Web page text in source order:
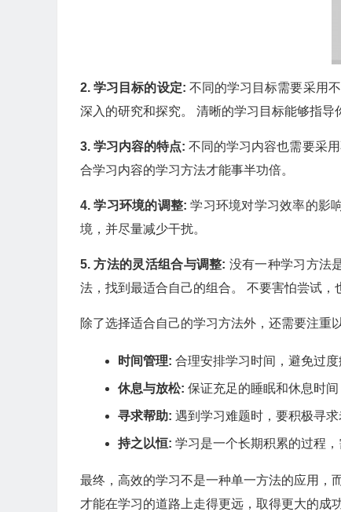
2. 学习目标的设定: 不同的学习目标需要采用
深入的研究和探究。 清晰的学习目标能够指导
3. 学习内容的特点: 不同的学习内容也需要采
合学习内容的学习方法才能事半功倍。
4. 学习环境的调整: 学习环境对学习效率的影
境，并尽量减少干扰。
5. 方法的灵活组合与调整: 没有一种学习方法
法，找到最适合自己的组合。 不要害怕尝试，
除了选择适合自己的学习方法外，还需要注重
时间管理: 合理安排学习时间，避免过度
休息与放松: 保证充足的睡眠和休息时
寻求帮助: 遇到学习难题时，要积极寻求
持之以恒: 学习是一个长期积累的过程
最终，高效的学习不是一种单一方法的应用，
才能在学习的道路上走得更远，取得更大的成功